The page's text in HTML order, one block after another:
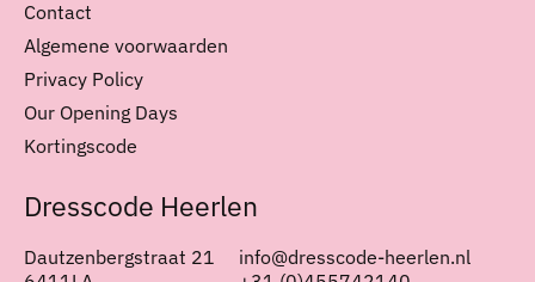
Contact
Algemene voorwaarden
Privacy Policy
Our Opening Days
Kortingscode
Dresscode Heerlen
Dautzenbergstraat 21
info@dresscode-heerlen.nl